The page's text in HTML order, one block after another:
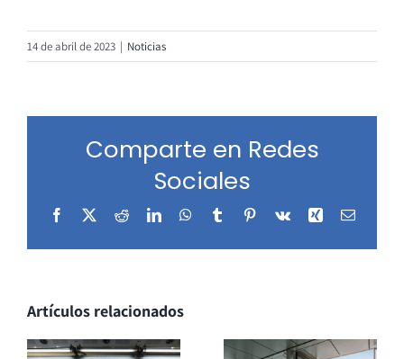
14 de abril de 2023 | Noticias
Comparte en Redes
Sociales
Facebook
X RedditLinkedInWhatsApp
TumblrPinterest
Vk Xing Correo
Artículos relacionados